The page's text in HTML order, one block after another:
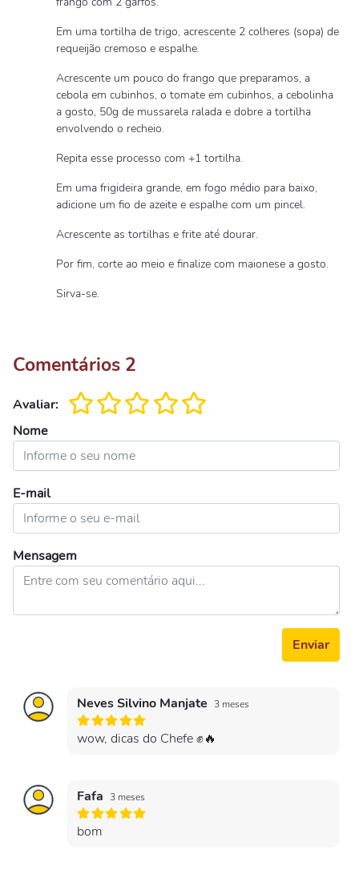
Em uma tortilha de trigo, acrescente 2 colheres (sopa) de
requeijão cremoso e espalhe.
Acrescente um pouco do frango que preparamos, a
cebola em cubinhos, o tomate em cubinhos, a cebolinha
a gosto, 50g de mussarela ralada e dobre a tortilha
envolvendo o recheio.
Repita esse processo com +1 tortilha.
Em uma frigideira grande, em fogo médio para baixo,
adicione um fio de azeite e espalhe com um pincel.
Acrescente as tortilhas e frite até dourar.
Por fim, corte ao meio e finalize com maionese a gosto.
Sirva-se.
Comentários 2
Avaliar:
Nome
E-mail
Mensagem
Enviar
Neves Silvino Manjate 3 meses
wow, dicas do Chefe ✊🔥
Fafa 3 meses
bom